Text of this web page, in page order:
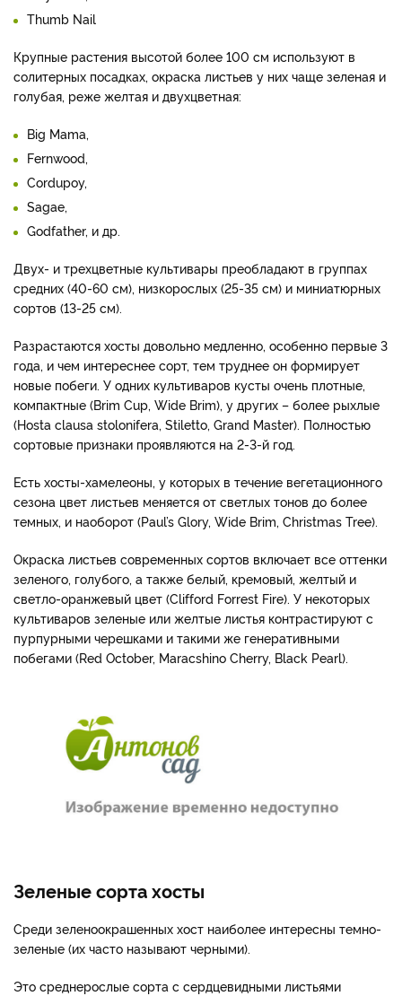
Thumb Nail
Крупные растения высотой более 100 см используют в
солитерных посадках, окраска листьев у них чаще зеленая и
голубая, реже желтая и двухцветная:
Big Mama,
Fernwood,
Cordupoy,
Sagae,
Godfather, и др.
Двух- и трехцветные культивары преобладают в группах
средних (40-60 см), низкорослых (25-35 см) и миниатюрных
сортов (13-25 см).
Разрастаются хосты довольно медленно, особенно первые 3
года, и чем интереснее сорт, тем труднее он формирует
новые побеги. У одних культиваров кусты очень плотные,
компактные (Brim Cup, Wide Brim), у других – более рыхлые
(Hosta clausa stolonifera, Stiletto, Grand Master). Полностью
сортовые признаки проявляются на 2-3-й год.
Есть хосты-хамелеоны, у которых в течение вегетационного
сезона цвет листьев меняется от светлых тонов до более
темных, и наоборот (Paul’s Glory, Wide Brim, Christmas Tree).
Окраска листьев современных сортов включает все оттенки
зеленого, голубого, а также белый, кремовый, желтый и
светло-оранжевый цвет (Clifford Forrest Fire). У некоторых
культиваров зеленые или желтые листья контрастируют с
пурпурными черешками и такими же генеративными
побегами (Red October, Maracshino Cherry, Black Pearl).
Зеленые сорта хосты
Среди зеленоокрашенных хост наиболее интересны темно-
зеленые (их часто называют черными).
Это среднерослые сорта с сердцевидными листьями